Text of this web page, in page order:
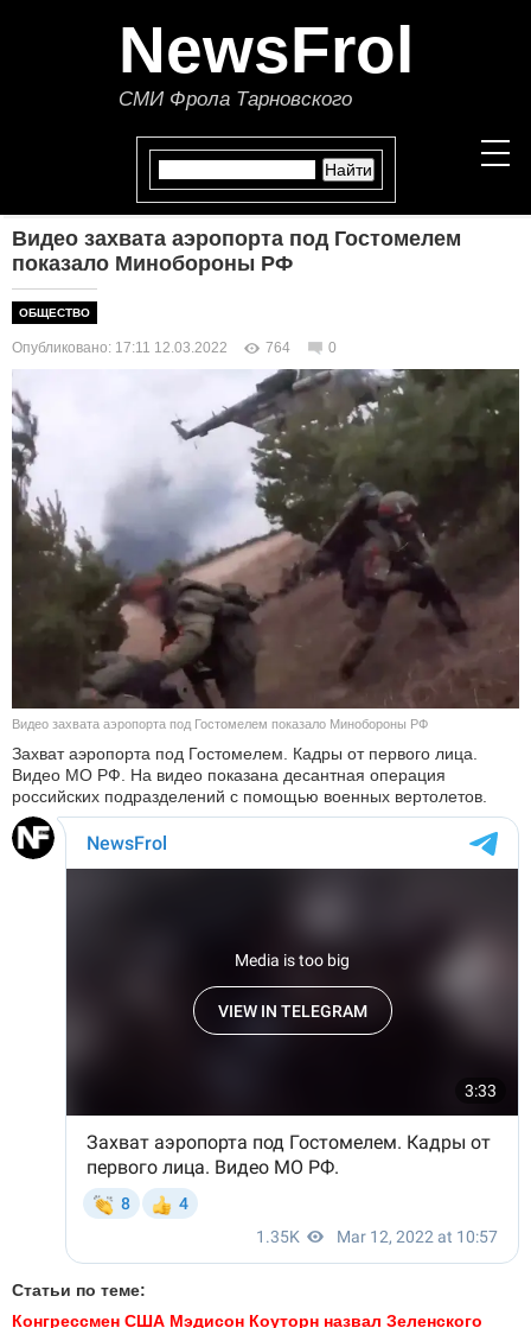
NewsFrol
СМИ Фрола Тарновского
НОВОСТИ
ПОЛИТИКА
ЭКОНОМИКА
В МИРЕ
ОБЩЕСТВО
КУЛЬТУРА
АВТО И МОТО
Видео захвата аэропорта под Гостомелем
показало Минобороны РФ
ОБЩЕСТВО
Опубликовано: 17:11 12.03.2022 764 0
Видео захвата аэропорта под Гостомелем показало Минобороны РФ
Захват аэропорта под Гостомелем. Кадры от первого лица.
Видео МО РФ. На видео показана десантная операция
российских подразделений с помощью военных вертолетов.
Статьи по теме:
Конгрессмен США Мэдисон Коуторн назвал Зеленского